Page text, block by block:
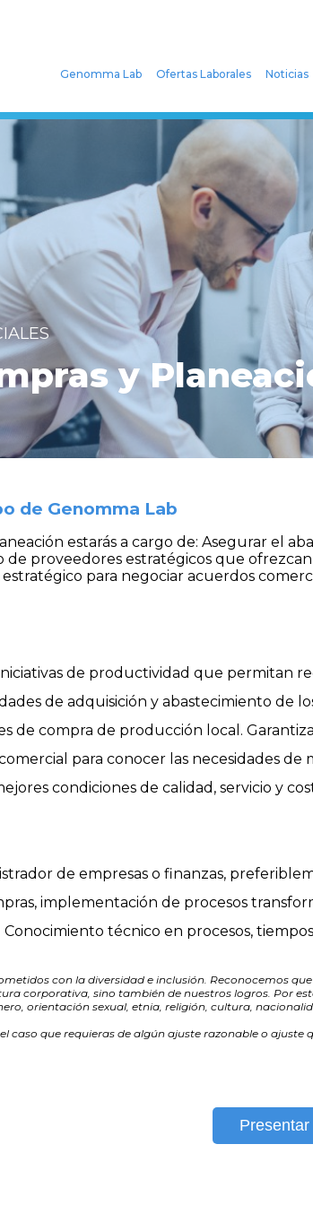
Genomma Lab Ofertas Laborales Noticias
y
de Genomma Lab
estarás a cargo de: Asegurar el
proveedores estratégicos que
para negociar acuerdos
de productividad que permitan
de adquisición y abastecimiento de
de compra de producción local.
para conocer las necesidades
condiciones de calidad, servicio y
de empresas o finanzas,
implementación de procesos
técnico en procesos,
con la diversidad e inclusión. Reconocemos
corporativa, sino también de nuestros logros. Por
orientación sexual, etnia, religión, cultura,
caso que requieras de algún ajuste razonable o